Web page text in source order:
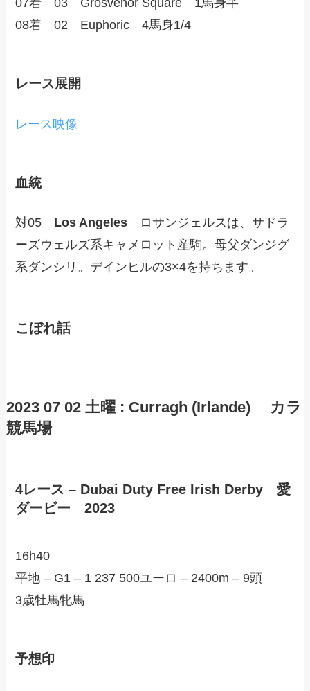
08着 02 Euphoric 4馬身1/4
レース展開
レース映像
血統
対05 Los Angeles ロサンジェルスは、サドラ
ーズウェルズ系キャメロット産駒。母父ダンジグ
系ダンシリ。デインヒルの3×4を持ちます。
こぼれ話
2023 07 02 土曜 : Curragh (Irlande) カラ
競馬場
4レース – Dubai Duty Free Irish Derby 愛
ダービー 2023
16h40
平地 – G1 – 1 237 500ユーロ – 2400m – 9頭
3歳牡馬牝馬
予想印